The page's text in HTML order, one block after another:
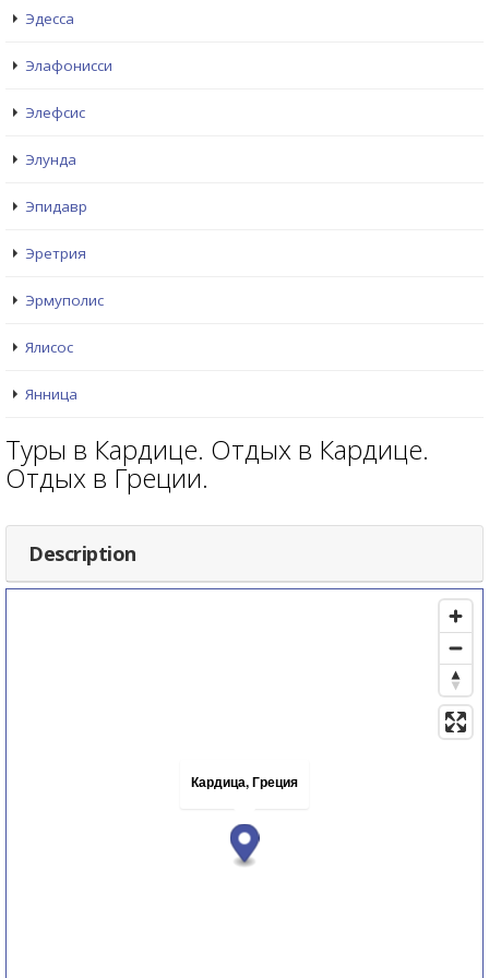
Эдесса
Элафонисси
Элефсис
Элунда
Эпидавр
Эретрия
Эрмуполис
Ялисос
Янница
Туры в Кардице. Отдых в Кардице.
Отдых в Греции.
Description
Кардица, Греция